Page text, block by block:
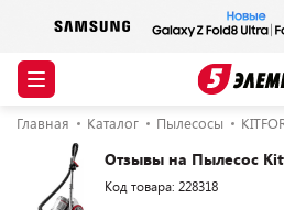
Главная Каталог Пылесосы
Отзывы на Пылесос
Код товара: 228318